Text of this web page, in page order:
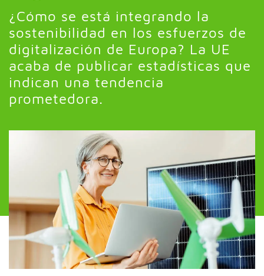
¿Cómo se está integrando la
sostenibilidad en los esfuerzos de
digitalización de Europa? La UE
acaba de publicar estadísticas que
indican una tendencia
prometedora.